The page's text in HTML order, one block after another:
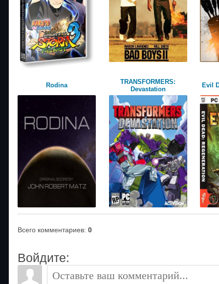
Rodina
TRANSFORMERS:
Devastation
Evil
Всего комментариев: 0
Войдите: